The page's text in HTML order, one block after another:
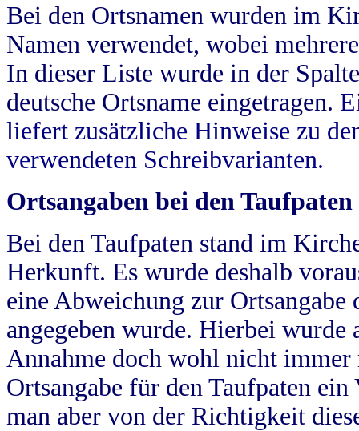
Bei den Ortsnamen wurden im
Namen verwendet, wobei
In dieser Liste wurde in der
deutsche Ortsname eingetragen.
liefert zusätzliche Hinweise zu
verwendeten Schreibvarianten.
Ortsangaben bei den Taufpaten
Bei den Taufpaten stand im
Herkunft. Es wurde deshalb
eine Abweichung zur
angegeben wurde. Hierbei wurde
Annahme doch wohl nicht
Ortsangabe für den Taufpaten
man aber von der Richtigkeit